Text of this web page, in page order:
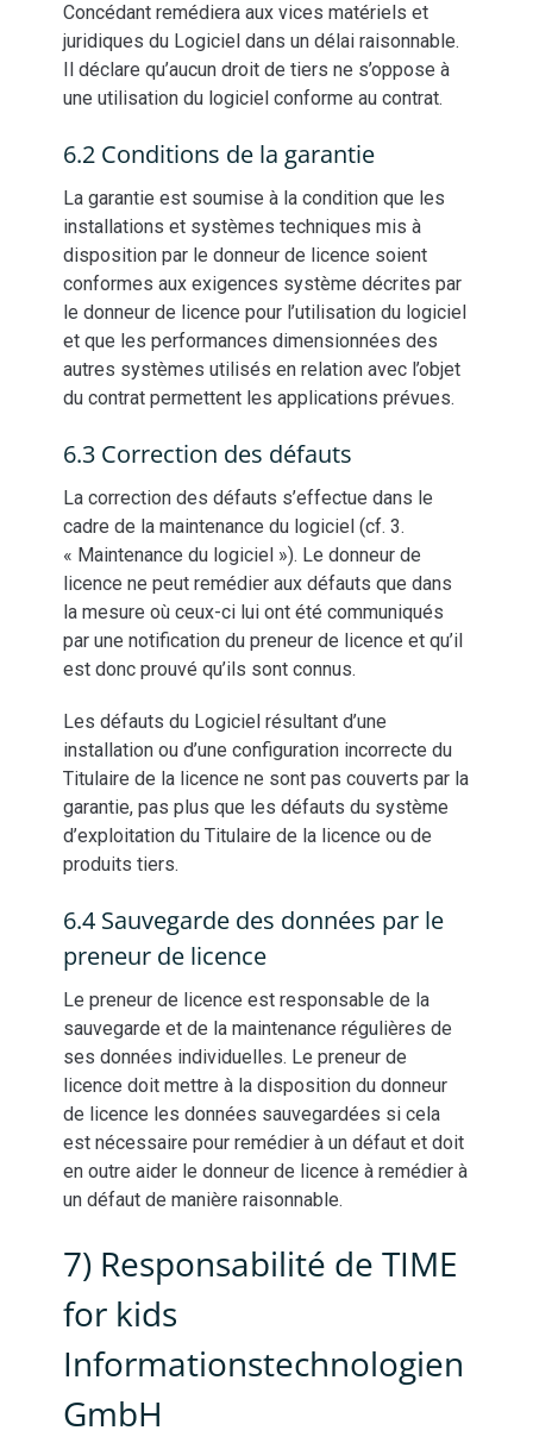
Concédant remédiera aux vices matériels et
juridiques du Logiciel dans un délai raisonnable.
Il déclare qu’aucun droit de tiers ne s’oppose à
une utilisation du logiciel conforme au contrat.
6.2 Conditions de la garantie
La garantie est soumise à la condition que les
installations et systèmes techniques mis à
disposition par le donneur de licence soient
conformes aux exigences système décrites par
le donneur de licence pour l’utilisation du logiciel
et que les performances dimensionnées des
autres systèmes utilisés en relation avec l’objet
du contrat permettent les applications prévues.
6.3 Correction des défauts
La correction des défauts s’effectue dans le
cadre de la maintenance du logiciel (cf. 3.
« Maintenance du logiciel »). Le donneur de
licence ne peut remédier aux défauts que dans
la mesure où ceux-ci lui ont été communiqués
par une notification du preneur de licence et qu’il
est donc prouvé qu’ils sont connus.
Les défauts du Logiciel résultant d’une
installation ou d’une configuration incorrecte du
Titulaire de la licence ne sont pas couverts par la
garantie, pas plus que les défauts du système
d’exploitation du Titulaire de la licence ou de
produits tiers.
6.4 Sauvegarde des données par le
preneur de licence
Le preneur de licence est responsable de la
sauvegarde et de la maintenance régulières de
ses données individuelles. Le preneur de
licence doit mettre à la disposition du donneur
de licence les données sauvegardées si cela
est nécessaire pour remédier à un défaut et doit
en outre aider le donneur de licence à remédier à
un défaut de manière raisonnable.
7) Responsabilité de TIME
for kids
Informationstechnologien
GmbH